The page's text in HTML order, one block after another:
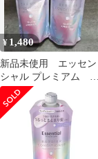
¥ 1,480
新品未使用 エッセン
シャル プレミアム コ
ンディショナー つめか
え用340g